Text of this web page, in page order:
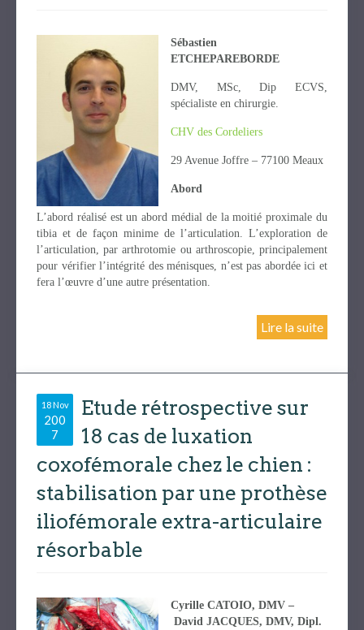
Sébastien
ETCHEPAREBORDE
DMV, MSc, Dip ECVS,
spécialiste en chirurgie.
CHV des Cordeliers
29 Avenue Joffre – 77100 Meaux
Abord
L’abord réalisé est un abord médial de la moitié proximale du
tibia et de façon minime de l’articulation. L’exploration de
l’articulation, par arthrotomie ou arthroscopie, principalement
pour vérifier l’intégrité des ménisques, n’est pas abordée ici et
fera l’œuvre d’une autre présentation.
Lire la suite
18 Nov
200
7
Etude rétrospective sur
18 cas de luxation
coxofémorale chez le chien :
stabilisation par une prothèse
iliofémorale extra-articulaire
résorbable
Cyrille CATOIO, DMV –
David JACQUES, DMV, Dipl.